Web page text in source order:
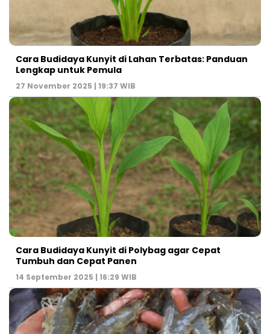
Cara Budidaya Kunyit di Lahan Terbatas: Panduan
Lengkap untuk Pemula
27 November 2025 | 19:37 WIB
Cara Budidaya Kunyit di Polybag agar Cepat
Tumbuh dan Cepat Panen
14 September 2025 | 16:29 WIB